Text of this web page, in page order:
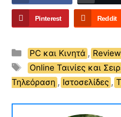
Pinterest Reddit
Κατηγορίες
PC και Κινητά ,
Ετικέτες
Online Ταινίες και
Τηλεόραση , Ιστοσελίδες ,